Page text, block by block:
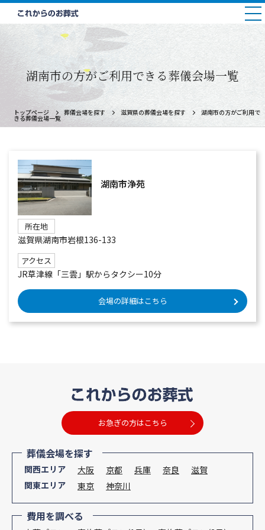
湖南市の方がご利用できる葬儀会場一覧
トップページ 葬儀会場を探す 滋賀県の葬儀会場を探す 湖南市の方がご利用で
きる葬儀会場一覧
湖南市浄苑
所在地
滋賀県湖南市岩根136-133
アクセス
JR草津線「三雲」駅からタクシー10分
会場の詳細はこちら
お急ぎの方はこちら
葬儀会場を探す
関西エリア 大阪 京都 兵庫 奈良
滋賀
関東エリア
東京 神奈川
費用を調べる